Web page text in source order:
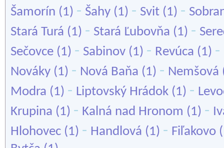
Šamorín (1) - Šahy (1) - Svit (1) -
Stará Turá (1) - Stará Ľubovňa (1) -
Sečovce (1) - Sabinov (1) - Revúca (1) -
Nováky (1) - Nová Baňa (1) - Nemšová
Modra (1) - Liptovský Hrádok (1) -
Krupina (1) - Kalná nad Hronom (1) -
Hlohovec (1) - Handlová (1) - Fiľakovo